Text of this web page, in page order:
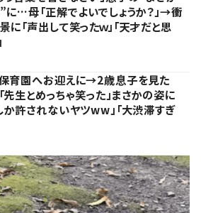
に…母「正解でよいでしょうか？」→衝
に「声出して笑ったｗ」「天才だと思
育園へお迎えに→2歳息子を見た
生とめっちゃ笑った」まさかの姿に
か許されないヤツww」「大渋滞すぎ